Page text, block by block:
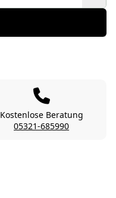
Kostenlose Beratung
05321-685990